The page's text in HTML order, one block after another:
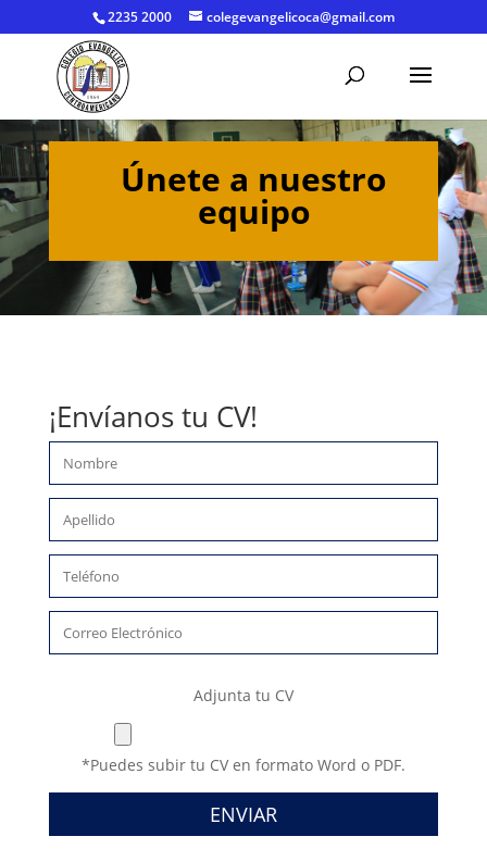
2235 2000 colegevangelicoca@gmail.com
Únete a nuestro
equipo
¡Envíanos tu CV!
Adjunta tu CV
*Puedes subir tu CV en formato Word o PDF.